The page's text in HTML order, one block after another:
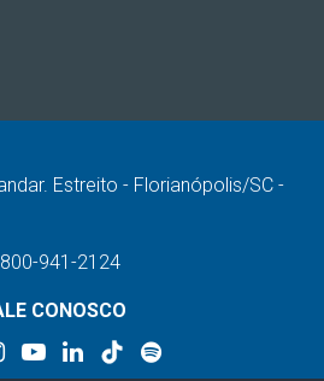
Estreito - Florianópolis/SC -
941-2124
CONOSCO